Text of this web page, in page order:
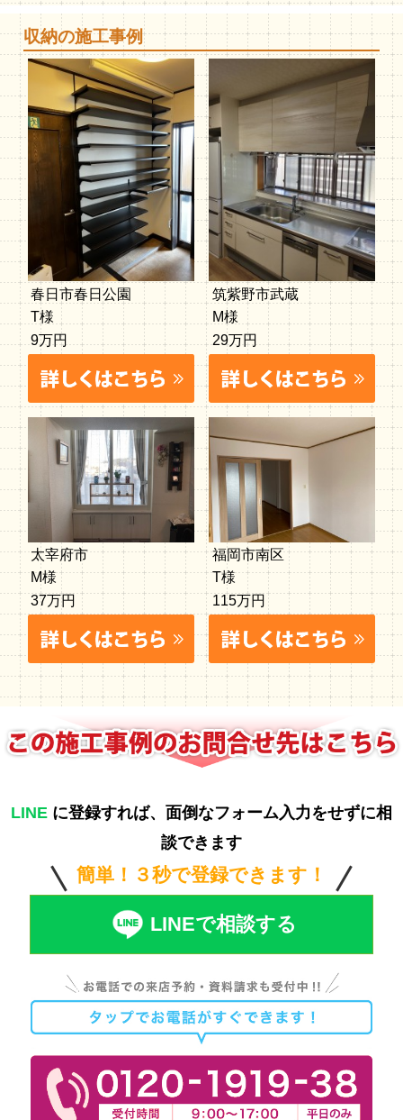
収納の施工事例
春日市春日公園
T様
9万円
筑紫野市武蔵
M様
29万円
太宰府市
M様
37万円
福岡市南区
T様
115万円
LINEに登録すれば、面倒なフォーム入力をせずに相
談できます
簡単！３秒で登録できます！
LINEで相談する